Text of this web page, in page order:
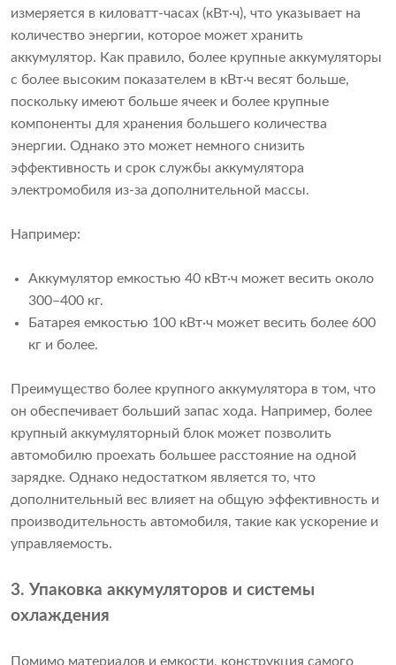
измеряется в киловатт-часах (кВт·ч), что указывает на
количество энергии, которое может хранить
аккумулятор. Как правило, более крупные аккумуляторы
с более высоким показателем в кВт·ч весят больше,
поскольку имеют больше ячеек и более крупные
компоненты для хранения большего количества
энергии. Однако это может немного снизить
эффективность и срок службы аккумулятора
электромобиля из-за дополнительной массы.
Например:
Аккумулятор емкостью 40 кВт·ч может весить около
300–400 кг.
Батарея емкостью 100 кВт·ч может весить более 600
кг и более.
Преимущество более крупного аккумулятора в том, что
он обеспечивает больший запас хода. Например, более
крупный аккумуляторный блок может позволить
автомобилю проехать большее расстояние на одной
зарядке. Однако недостатком является то, что
дополнительный вес влияет на общую эффективность и
производительность автомобиля, такие как ускорение и
управляемость.
3. Упаковка аккумуляторов и системы
охлаждения
Помимо материалов и емкости, конструкция самого